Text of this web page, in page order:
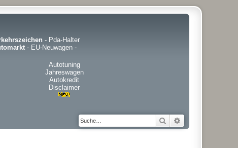
- Pda-Halter
- EU-Neuwagen -
Autotuning
Jahreswagen
Autokredit
Disclaimer
Suche